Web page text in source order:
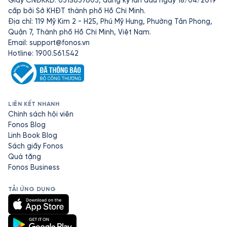
cấp bởi Sở KHĐT thành phố Hồ Chí Minh.
Địa chỉ: 119 Mỹ Kim 2 - H25, Phú Mỹ Hưng, Phường Tân Phong,
Quận 7, Thành phố Hồ Chí Minh, Việt Nam.
Email: support@fonos.vn
Hotline: 1900.561.542
LIÊN KẾT NHANH
Chính sách hội viên
Fonos Blog
Linh Book Blog
Sách giấy Fonos
Quà tặng
Fonos Business
TẢI ỨNG DỤNG